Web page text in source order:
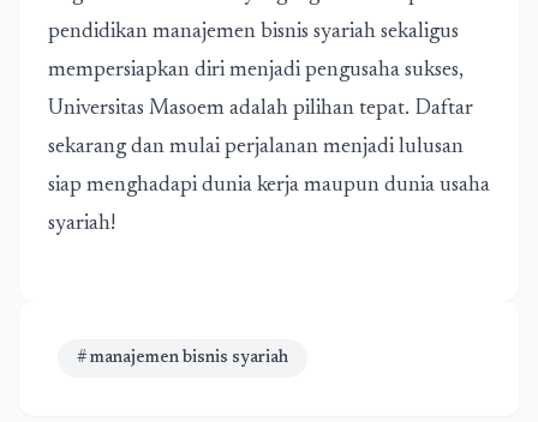
pendidikan manajemen bisnis syariah sekaligus
mempersiapkan diri menjadi pengusaha sukses,
Universitas Masoem adalah pilihan tepat. Daftar
sekarang dan mulai perjalanan menjadi lulusan
siap menghadapi dunia kerja maupun dunia usaha
syariah!
# manajemen bisnis syariah